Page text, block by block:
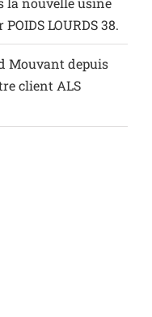
LOURDS 38.
Mouvant depuis
client ALS